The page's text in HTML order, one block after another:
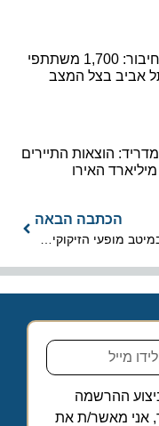
מפגינים חוסן וחיבור: 1,700 משתתפי
אביב בצל המצב
הוצאות התיירים
הכתבה הבאה
ההרשמה
אני מאשר/ת את